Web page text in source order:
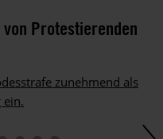
Protestierenden
zunehmend als
ein.